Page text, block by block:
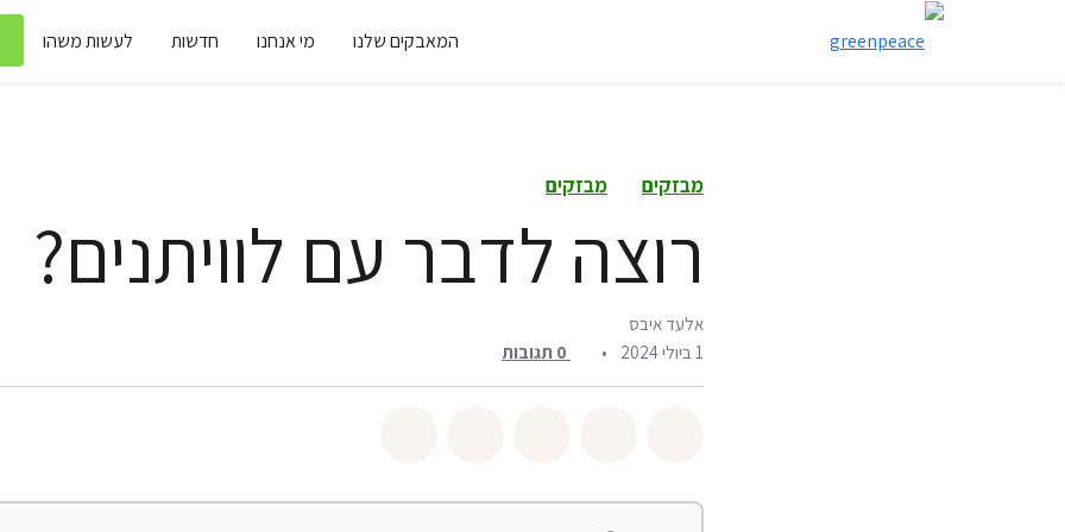
המאבקים שלנו מי אנחנו חדשות לעשות משהו
מבזקים מבזקים
רוצה לדבר עם לוויתנים?
אלעד איבס
1 ביולי 2024
•
0 תגובות